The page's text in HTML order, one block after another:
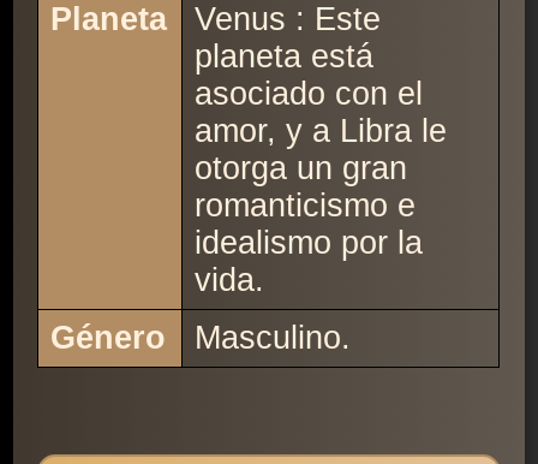
Planeta
Venus : Este
planeta está
asociado con el
amor, y a Libra le
otorga un gran
romanticismo e
idealismo por la
vida.
Género
Masculino.